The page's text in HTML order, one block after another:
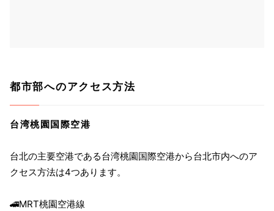
都市部へのアクセス方法
台湾桃園国際空港
台北の主要空港である台湾桃園国際空港から台北市内へのア
クセス方法は4つあります。
🚄MRT桃園空港線